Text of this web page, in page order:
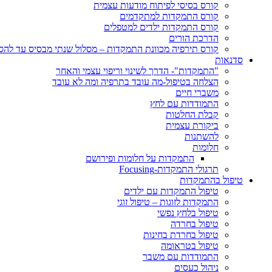
קורס בסיסי לפיתוח מודעות עצמית
קורס התמקדות למתקדמים
קורס התמקדות ילדים למטפלים
הדרכת הורים
קורס תירפיה מכוונת התמקדות – מסלול שנתי מבסיס עד
סדנאות
"התמקדות"- הדרך לשינוי וריפוי עצמי והאחר
הצלחה בטיפול-מה עובד בתרפיה ומה לא עובד
משברי חיים
התמודדות עם לחץ
קבלת החלטות
ביקורת עצמית
להשתנות
חלומות
התמקדות על חלומות ופירושם
תרגולי התמקדות-Focusing
טיפול בהתמקדות
טיפול התמקדות עם ילדים
התמקדות לזוגות – טיפול זוגי
טיפול בלחץ נפשי
טיפול בחרדה
טיפול בחרדת בחינות
טיפול בטראומה
התמודדות עם משבר
ניהול כעסים